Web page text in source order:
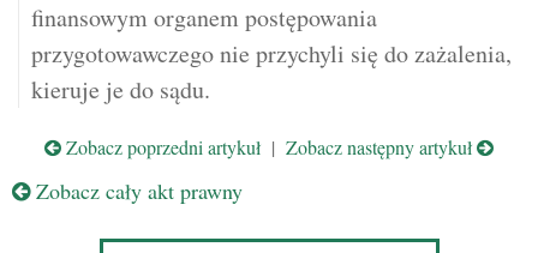
finansowym organem postępowania
przygotowawczego nie przychyli się do zażalenia,
kieruje je do sądu.
Zobacz poprzedni artykuł | Zobacz następny artykuł
Zobacz cały akt prawny